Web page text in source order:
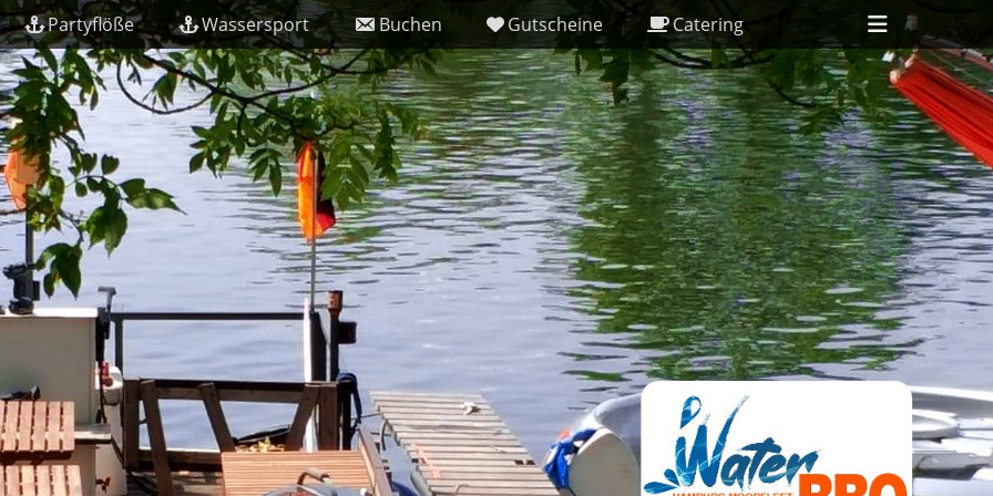
Partyflöße Wassersport Buchen Gutscheine Catering
Header
Toggle